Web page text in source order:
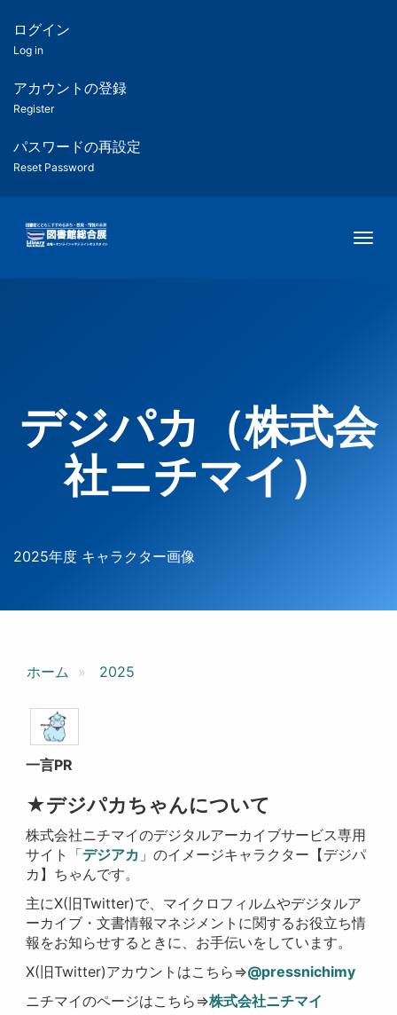
ツ
匿
名
ユ
ー
ー
用
メ
ログイン
Log in
アカウントの登録
Register
パスワードの再設定
Reset Password
デジパカ（株式会
社ニチマイ）
2025年度 キャラクター画像
ホーム 2025
一言PR
★デジパカちゃんについて
株式会社ニチマイのデジタルアーカイブサービス専用
サイト「デジアカ 」のイメージキャラクター【デジパ
カ】ちゃんです。
主にX(旧Twitter)で、マイクロフィルムやデジタルア
ーカイブ・文書情報マネジメントに関するお役立ち情
報をお知らせするときに、お手伝いをしています。
X(旧Twitter)アカウントはこちら⇒@pressnichimy
ニチマイのページはこちら⇒株式会社ニチマイ